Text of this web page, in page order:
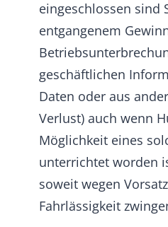
verbindlicher Abgabe seiner
der Kunde alle Eingaben
üblichen Tastatur- und
korrigieren. HumHub ist
die Bestellung abgegebene
von 2 Tagen unter
Eingang und die Annahme
werden dem Kunden per E-
Mit dieser Bestätigung
dem Kunden eine Rechnung